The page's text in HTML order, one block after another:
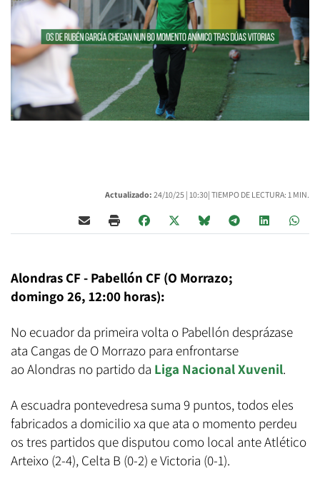
Actualizado: 24/10/25 | 10:30| TIEMPO DE LECTURA: 1 MIN.
Alondras CF - Pabellón CF (O Morrazo;
domingo 26, 12:00 horas):
No ecuador da primeira volta o Pabellón desprázase
ata Cangas de O Morrazo para enfrontarse
ao Alondras no partido da Liga Nacional Xuvenil.
A escuadra pontevedresa suma 9 puntos, todos eles
fabricados a domicilio xa que ata o momento perdeu
os tres partidos que disputou como local ante Atlético
Arteixo (2-4), Celta B (0-2) e Victoria (0-1).